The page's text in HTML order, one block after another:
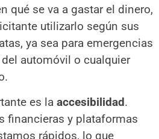
qué se va a gastar el dinero,
utilizarlo según sus
ya sea para emergencias
automóvil o cualquier
es la accesibilidad.
financieras y plataformas
rápidos, lo que